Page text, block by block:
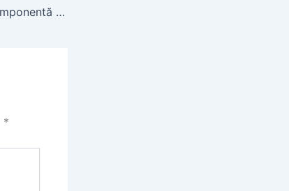
Cupla Tractor Fiat: Componentă Esențială pentru Tractoarele Agricole
*